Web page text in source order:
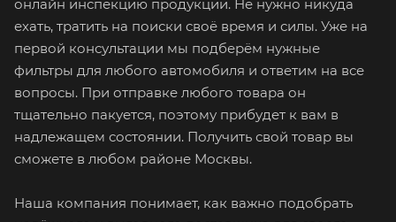
онлайн инспекцию продукции. Не нужно никуда
ехать, тратить на поиски своё время и силы. Уже на
первой консультации мы подберём нужные
фильтры для любого автомобиля и ответим на все
вопросы. При отправке любого товара он
тщательно пакуется, поэтому прибудет к вам в
надлежащем состоянии. Получить свой товар вы
сможете в любом районе Москвы.
Наша компания понимает, как важно подобрать